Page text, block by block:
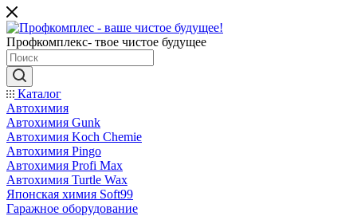
Профкомплекс- твое чистое будущее
Каталог
Автохимия
Автохимия Gunk
Автохимия Koch Chemie
Автохимия Pingo
Автохимия Profi Max
Автохимия Turtle Wax
Японская химия Soft99
Гаражное оборудование